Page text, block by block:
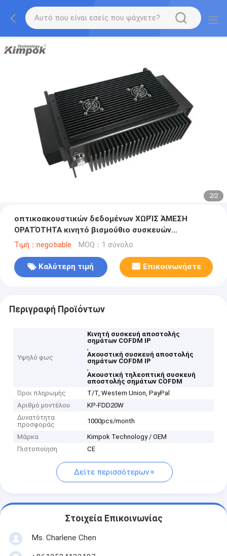
2/2
οπτικοακουστικών δεδομένων ΧΩΡΊΣ ΆΜΕΣΗ
ΟΡΑΤΌΤΗΤΑ κινητό βισμούθιο συσκευών
αποστολής σημάτων COFDM IP κατευθυντικό
Τιμή：negotiable MOQ：1 σύνολο
Καλύτερη τιμή Επικοινωνήστε
Περιγραφή Προϊόντων
Υψηλό φως
Κινητή συσκευή αποστολής
σημάτων COFDM IP
,
Ακουστική συσκευή αποστολής
σημάτων COFDM IP
,
Ακουστική τηλεοπτική συσκευή
αποστολής σημάτων COFDM
Όροι πληρωμής
T/T, Western Union, PayPal
Αριθμό μοντέλου
KP-FDD20W
Δυνατότητα
προσφοράς
1000pcs/month
Μάρκα
Kimpok Technology / OEM
Πιστοποίηση
CE
Δείτε περισσότερων
Στοιχεία Επικοινωνίας
Ms. Charlene Chen